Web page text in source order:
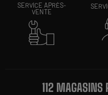
SERVICE APRÈS-
VENTE
112 MAGASINS